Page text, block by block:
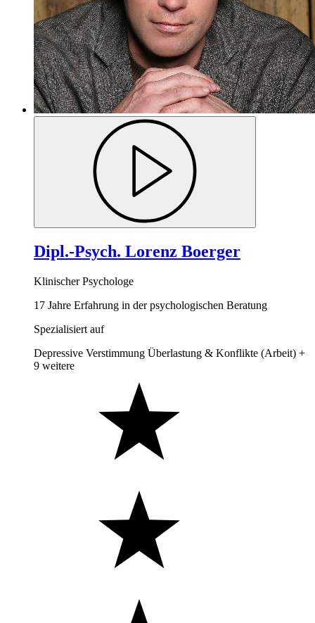
Dipl.-Psych. Lorenz Boerger
Klinischer Psychologe
17 Jahre Erfahrung in der psychologischen Beratung
Spezialisiert auf
Depressive Verstimmung Überlastung & Konflikte (Arbeit) +
9 weitere